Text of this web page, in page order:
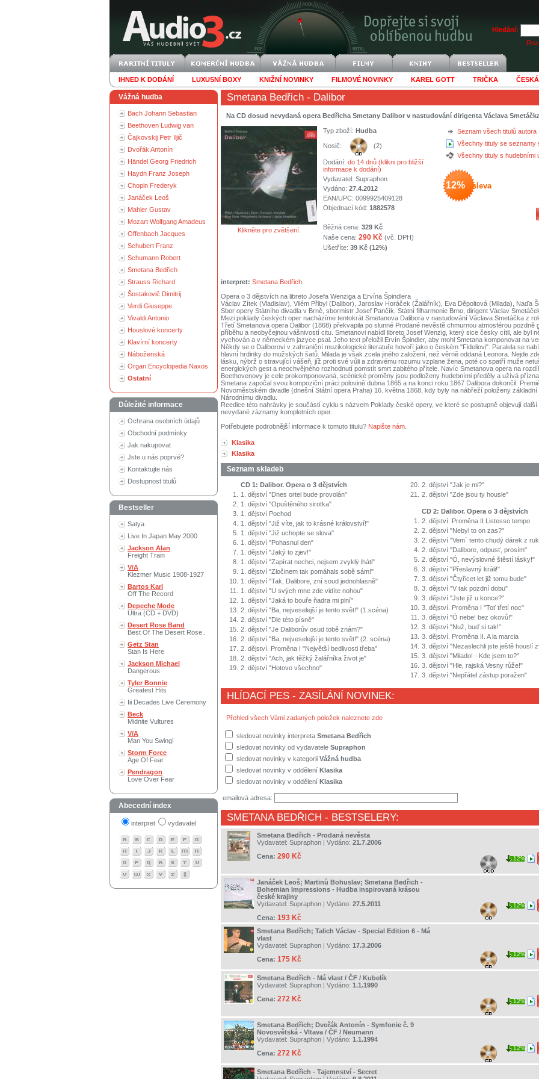
Hledání:
IHNED K DODÁNÍ LUXUSNÍ BOXY KNIŽNÍ NOVINKY FILMOVÉ NOVINKY KAREL GOTT TRIČKA
Vážná hudba
Bach Johann Sebastian
Beethoven Ludwig van
Čajkovskij Petr Iljič
Dvořák Antonín
Händel Georg Friedrich
Haydn Franz Joseph
Chopin Frederyk
Janáček Leoš
Mahler Gustav
Mozart Wolfgang Amadeus
Offenbach Jacques
Schubert Franz
Schumann Robert
Smetana Bedřich
Strauss Richard
Šostakovič Dimitrij
Verdi Giuseppe
Vivaldi Antonio
Houslové koncerty
Klavírní koncerty
Náboženská
Organ Encyclopedia Naxos
Ostatní
Důležité informace
Ochrana osobních údajů
Obchodní podmínky
Jak nakupovat
Jste u nás poprvé?
Kontaktujte nás
Dostupnost titulů
Bestseller
Satya
Live In Japan May 2000
Jackson Alan
Freight Train
V/A
Klezmer Music 1908-1927
Bartos Karl
Off The Record
Depeche Mode
Ultra (CD + DVD)
Desert Rose Band
Best Of The Desert Rose..
Getz Stan
Stan Is Here
Jackson Michael
Dangerous
Tyler Bonnie
Greatest Hits
Iii Decades Live Ceremony
Beck
Midnite Vultures
V/A
Man You Swing!
Storm Force
Age Of Fear
Pendragon
Love Over Fear
Abecední index
interpret vydavatel
Smetana Bedřich - Dalibor
Na CD dosud nevydaná opera Bedřicha Smetany Dalibor v nastudování dirigenta Václava
Klikněte pro zvětšení.
Seznam všech titulů autora
Všechny tituly se seznamy
Všechny tituly s hudebními
12% sleva
Typ zboží: Hudba
Nosič: (2)
Dodání: do 14 dnů (klikni pro bližší
informace k dodání)
Vydavatel: Supraphon
Vydáno: 27.4.2012
EAN/UPC: 0099925409128
Objednací kód: 1882578
Běžná cena: 329 Kč
Naše cena: 290 Kč (vč. DPH)
Ušetříte: 39 Kč (12%)
interpret: Smetana Bedřich
Opera o 3 dějstvích na libreto Josefa Wenziga a Ervína Špindlera
Václav Zítek (Vladislav), Vilém Přibyl (Dalibor), Jaroslav Horáček (Žalářník), Eva Děpoltová (Milada), Naďa
Sbor opery Státního divadla v Brně, sbormistr Josef Pančík, Státní filharmonie Brno, dirigent Václav
Mezi poklady českých oper nacházíme tentokrát Smetanova Dalibora v nastudování Václava Smetáčka z
Třetí Smetanova opera Dalibor (1868) překvapila po slunné Prodané nevěstě chmurnou atmosférou pozdně
příběhu a neobyčejnou vášnivostí citu. Smetanovi nabídl libreto Josef Wenzig, který sice česky cítil, ale byl
vychován a v německém jazyce psal. Jeho text přeložil Ervín Špindler, aby mohl Smetana komponovat na
Někdy se o Daliborovi v zahraniční muzikologické literatuře hovoří jako o českém "Fideliovi". Paralela se
hlavní hrdinky do mužských šatů. Milada je však zcela jiného založení, než věrně oddaná Leonora. Nejde
lásku, nýbrž o stravující vášeň, jíž proti své vůli a zdravému rozumu vzplane žena, poté co spatří muže
energických gest a neochvějného rozhodnutí pomstít smrt zabitého přítele. Navíc Smetanova opera na
Beethovenovy je cele prokomponovaná, scénické proměny jsou podloženy hudebními předěly a užívá
Smetana započal svou kompoziční práci polovině dubna 1865 a na konci roku 1867 Dalibora dokončil.
Novoměstském divadle (dnešní Státní opera Praha) 16. května 1868, kdy byly na nábřeží položeny základní
Národnímu divadlu.
Reedice této nahrávky je součástí cyklu s názvem Poklady české opery, ve které se postupně objevují další
nevydané záznamy kompletních oper.
Potřebujete podrobnější informace k tomuto titulu? Napište nám
Klasika
Klasika
Seznam skladeb
CD 1: Dalibor. Opera o 3 dějstvích
1.
1. dějství "Dnes ortel bude provolán"
2.
1. dějství "Opuštěného sirotka"
3.
1. dějství Pochod
4.
1. dějství "Již víte, jak to krásné království!"
5.
1. dějství "Již uchopte se slova"
6.
1. dějství "Pohasnul den"
7.
1. dějství "Jaký to zjev!"
8.
1. dějství "Zapírat nechci, nejsem zvyklý lháti"
9.
1. dějství "Zločinem tak pomáhals sobě sám!"
10.
1. dějství "Tak, Dalibore, zní soud jednohlasně"
11.
1. dějství "U svých mne zde vidíte nohou"
12.
1. dějství "Jaká to bouře ňadra mi plní"
13. 2. dějství "Ba, nejveselejší je tento svět!" (1.scéna)
14. 2. dějství "Dle této písně"
15. 2. dějství "Je Daliborův osud tobě znám?"
16. 2. dějství "Ba, nejveselejší je tento svět!" (2. scéna)
17. 2. dějství. Proměna I "Největší bedlivosti třeba"
18. 2. dějství "Ach, jak těžký žalářníka život je"
19. 2. dějství "Hotovo všechno"
20. 2. dějství "Jak je mi?"
21.
2. dějství "Zde jsou ty housle"
CD 2: Dalibor. Opera o 3 dějstvích
1.
2. dějství. Proměna II Listesso tempo
2. 2. dějství "Nebyl to on zas?"
3. 2. dějství "Vem´ tento chudý dárek z
4. 2. dějství "Dalibore, odpusť, prosím"
5. 2. dějství "Ó, nevýslovné štěstí lásky!"
6. 3. dějství "Přeslavný králi!"
7. 3. dějství "Čtyřicet let již tomu bude"
8. 3. dějství "V tak pozdní dobu"
9. 3. dějství "Jste již u konce?"
10. 3. dějství. Proměna I "Toť třetí noc"
11.
3. dějství "Ó nebe! bez okovů!"
12. 3. dějství "Nuž, buď si tak!"
13. 3. dějství. Proměna II. A la marcia
14. 3. dějství "Nezaslechli jste ještě houslí
15. 3. dějství "Milado! - Kde jsem to?"
16. 3. dějství "Hle, rajská Vesny růže!"
17. 3. dějství "Nepřátel zástup poražen"
HLÍDACÍ PES - ZASÍLÁNÍ NOVINEK:
Přehled všech Vámi zadaných položek naleznete zde
sledovat novinky interpreta Smetana Bedřich
sledovat novinky od vydavatele Supraphon
sledovat novinky v kategorii Vážná hudba
sledovat novinky v oddělení Klasika
sledovat novinky v oddělení Klasika
emailová adresa:
SMETANA BEDŘICH - BESTSELERY:
Smetana Bedřich - Prodaná nevěsta
Vydavatel: Supraphon | Vydáno: 21.7.2006
Cena: 290 Kč 12%
Janáček Leoš; Martinů Bohuslav; Smetana Bedřich -
Bohemian Impressions - Hudba inspirovaná krásou
české krajiny
Vydavatel: Supraphon | Vydáno: 27.5.2011
Cena: 193 Kč
12%
Smetana Bedřich; Talich Václav - Special Edition 6 - Má
vlast
Vydavatel: Supraphon | Vydáno: 17.3.2006
Cena: 175 Kč
12%
Smetana Bedřich - Má vlast / ČF / Kubelík
Vydavatel: Supraphon | Vydáno: 1.1.1990
Cena: 272 Kč 12%
Smetana Bedřich; Dvořák Antonín - Symfonie č. 9
Novosvětská - Vltava / ČF / Neumann
Vydavatel: Supraphon | Vydáno: 1.1.1994
Cena: 272 Kč
12%
Smetana Bedřich - Tajemnství - Secret